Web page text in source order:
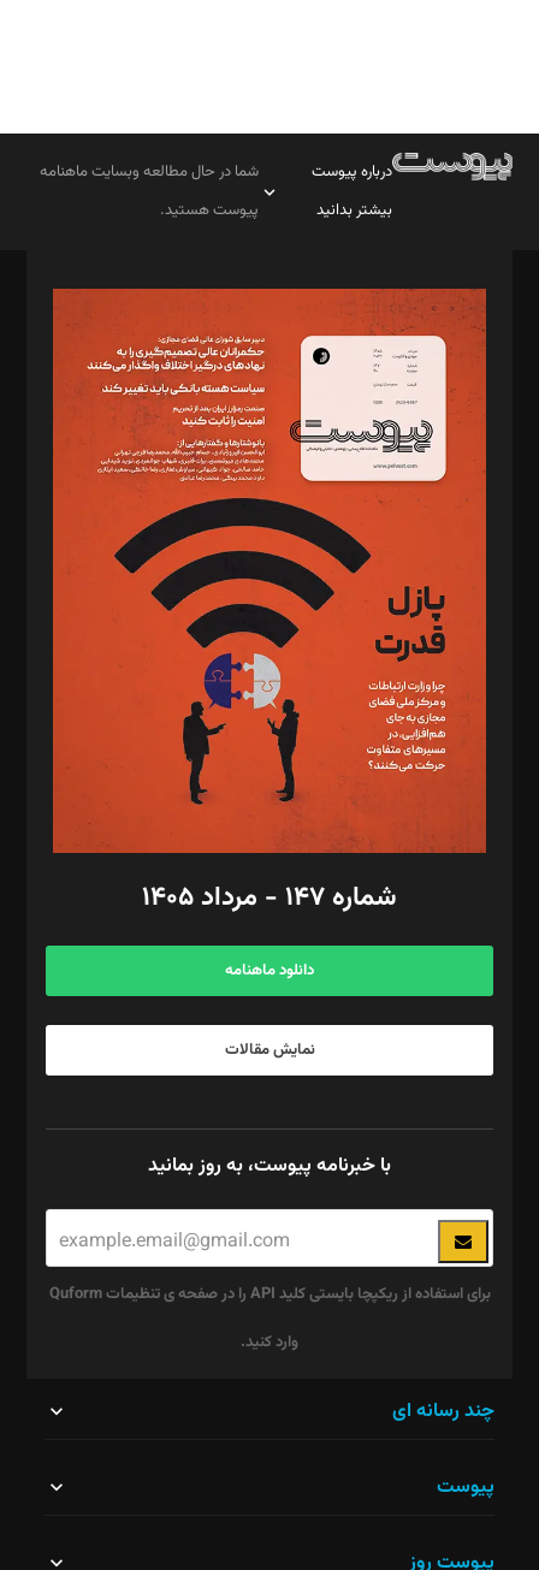
درباره پیوست
بیشتر بدانید
شما در حال مطالعه وبسایت ماهنامه
پیوست هستید.
مدیر مسئول: محمدباقر اثنی‌عشری
سردبیر: مهرک محمودی
دبیر تحریریه: میثم قاسمی
د‌بیر ناداستان: سمانه سمیع
د‌بیر خدمت و تجارت: ابوالفضل رجبی
د‌بیر حقوق فناوری: حسام‌الدین ایپکچی
د‌بیر پیوست جهان: مینا پاکدل
د‌بیر تحریریه آنلاین: بابک نقاش
تحریریه‌: مجتبی محمود‌ی، آرش برهمند، یسنا امان‌پور، سروش کرمیان،
مصطفی مسجدی آرانی، ابوالفضل رجبی، زهرا فکرانه، فائزه فتحی
رستمی،مصطفی باستان
ویرایش: نگار استاد‌‌آقا
طراح یونیفرم: مجید توکلی
فیلمبرداری و عکاسی: امیر شفیعی، مانی لطفی زاده
گرافیک و صفحه‌آرایی: سید‌سبحان‌علی ثابت
مد‌یر توسعه تجاری: کامبیز برید‌
امور مالی: شاپور رهبری، محمد‌ کاظمی‌نیا
آگهی و مشترکین: ۰۹۱۹۹۹۹۰۴۵۴
شماره ۱۴۷ - مرداد ۱۴۰۵
دانلود ماهنامه
نمایش مقالات
با خبرنامه پیوست، به روز بمانید
برای استفاده از ریکپچا بایستی کلید API را در صفحه ی تنظیمات Quform
وارد کنید.
نباید
چند رسانه ای
پیوست
پیوست روز